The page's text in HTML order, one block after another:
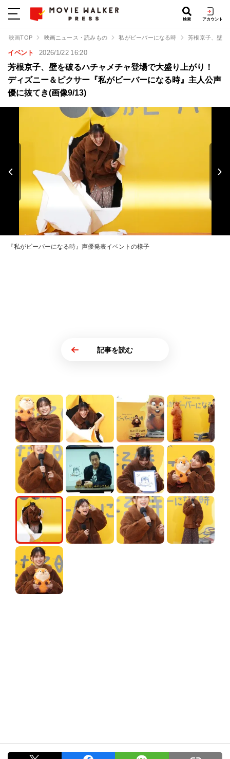
検索 アカウント
映画TOP 映画ニュース・読みもの 私がビーバーになる時 芳根京子、壁
イベント 2026/1/22 16:20
芳根京子、壁を破るハチャメチャ登場で大盛り上がり！
ディズニー＆ピクサー『私がビーバーになる時』主人公声
優に抜てき(画像9/13)
『私がビーバーになる時』声優発表イベントの様子
記事を読む